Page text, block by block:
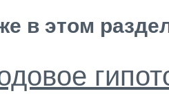
в этом